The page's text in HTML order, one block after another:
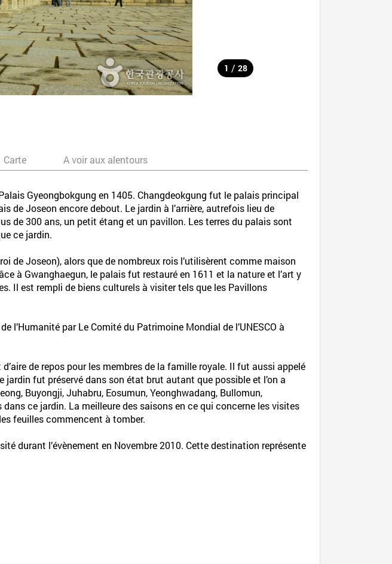
1 / 28
Carte A voir aux alentours
Gyeongbokgung en 1405. Changdeokgung fut le palais principal
de Joseon encore debout. Le jardin à l’arrière, autrefois lieu de
de 300 ans, un petit étang et un pavillon. Les terres du palais sont
ce jardin.
de Joseon), alors que de nombreux rois l’utilisèrent comme maison
à Gwanghaegun, le palais fut restauré en 1611 et la nature et l’art y
Il est rempli de biens culturels à visiter tels que les Pavillons
l’Humanité par Le Comité du Patrimoine Mondial de l’UNESCO à
de repos pour les membres de la famille royale. Il fut aussi appelé
fut préservé dans son état brut autant que possible et l’on a
Buyongji, Juhabru, Eosumun, Yeonghwadang, Bullomun,
ce jardin. La meilleure des saisons en ce qui concerne les visites
feuilles commencent à tomber.
durant l’évènement en Novembre 2010. Cette destination représente